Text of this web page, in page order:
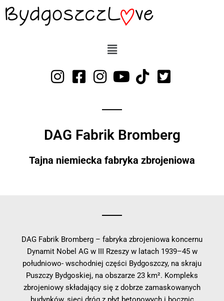
Przejdź
DAG Fabrik Bromberg
Tajna niemiecka fabryka zbrojeniowa
DAG Fabrik Bromberg – fabryka zbrojeniowa koncernu
Dynamit Nobel AG w III Rzeszy w latach 1939–45 w
południowo- wschodniej części Bydgoszczy, na skraju
Puszczy Bydgoskiej, na obszarze 23 km². Kompleks
zbrojeniowy składający się z dobrze zamaskowanych